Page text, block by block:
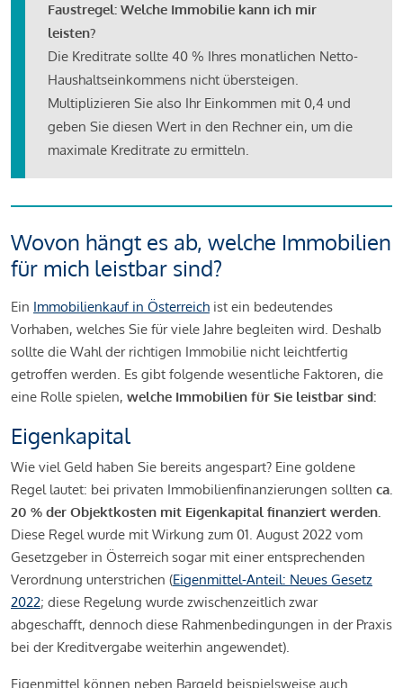
Faustregel: Welche Immobilie kann ich mir
leisten?
Die Kreditrate sollte 40 % Ihres monatlichen Netto-
Haushaltseinkommens nicht übersteigen.
Multiplizieren Sie also Ihr Einkommen mit 0,4 und
geben Sie diesen Wert in den Rechner ein, um die
maximale Kreditrate zu ermitteln.
Wovon hängt es ab, welche Immobilien
für mich leistbar sind?
Ein Immobilienkauf in Österreich ist ein bedeutendes
Vorhaben, welches Sie für viele Jahre begleiten wird. Deshalb
sollte die Wahl der richtigen Immobilie nicht leichtfertig
getroffen werden. Es gibt folgende wesentliche Faktoren, die
eine Rolle spielen, welche Immobilien für Sie leistbar sind:
Eigenkapital
Wie viel Geld haben Sie bereits angespart? Eine goldene
Regel lautet: bei privaten Immobilienfinanzierungen sollten ca.
20 % der Objektkosten mit Eigenkapital finanziert werden.
Diese Regel wurde mit Wirkung zum 01. August 2022 vom
Gesetzgeber in Österreich sogar mit einer entsprechenden
Verordnung unterstrichen (Eigenmittel-Anteil: Neues Gesetz
2022; diese Regelung wurde zwischenzeitlich zwar
abgeschafft, dennoch diese Rahmenbedingungen in der Praxis
bei der Kreditvergabe weiterhin angewendet).
Eigenmittel können neben Bargeld beispielsweise auch